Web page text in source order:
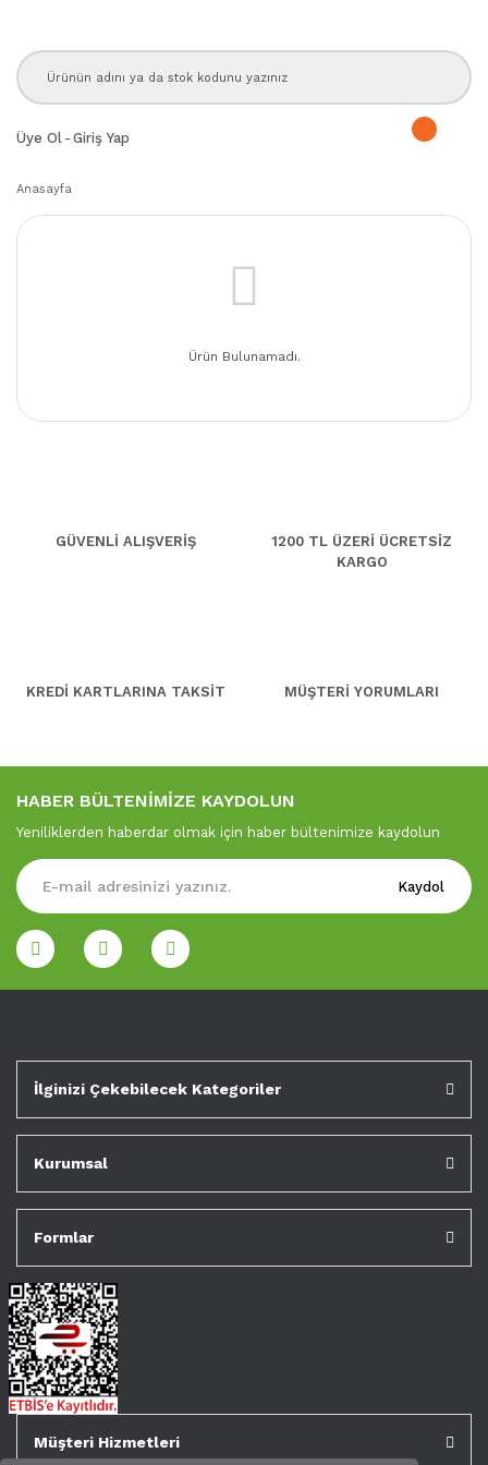
Üye Ol - Giriş Yap
Anasayfa
Ürün Bulunamadı.
GÜVENLİ ALIŞVERİŞ
1200 TL ÜZERİ ÜCRETSİZ
KARGO
KREDİ KARTLARINA TAKSİT MÜŞTERİ YORUMLARI
HABER BÜLTENİMİZE KAYDOLUN
Yeniliklerden haberdar olmak için haber bültenimize kaydolun
Kaydol
İlginizi Çekebilecek Kategoriler
Kurumsal
Formlar
Müşteri Hizmetleri